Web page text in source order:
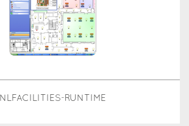
NLFACILITIES-RUNTIME